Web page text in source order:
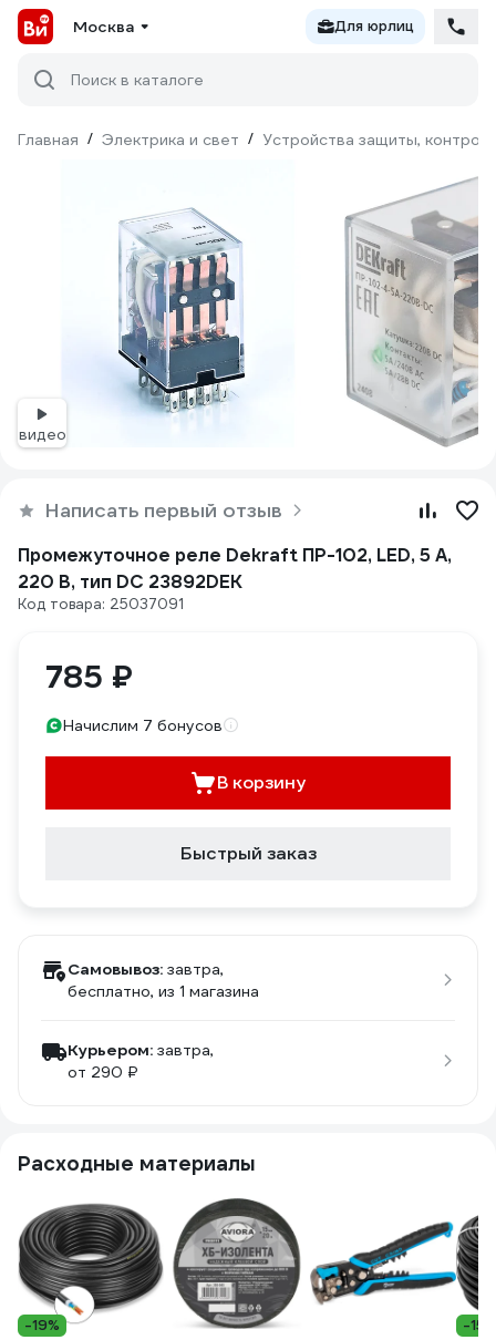
Москва Для юрлиц
Поиск в каталоге
Главная / Электрика и свет / Устройства защиты,
видео
Написать первый отзыв
Промежуточное реле Dekraft ПР-102, LED, 5 А,
220 В, тип DC 23892DEK
Код товара: 25037091
785 ₽
Начислим 7 бонусов
В корзину
Быстрый заказ
Самовывоз: завтра,
бесплатно, из 1 магазина
Курьером: завтра,
от 290 ₽
Расходные материалы
-19% -15%